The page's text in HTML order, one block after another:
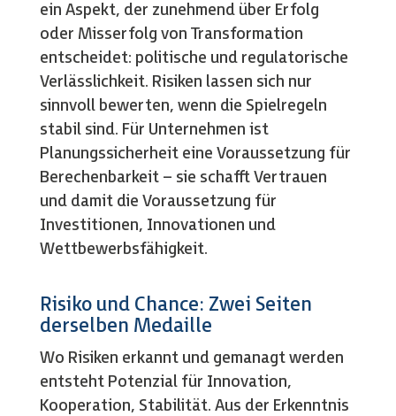
ein Aspekt, der zunehmend über Erfolg
oder Misserfolg von Transformation
entscheidet: politische und regulatorische
Verlässlichkeit. Risiken lassen sich nur
sinnvoll bewerten, wenn die Spielregeln
stabil sind. Für Unternehmen ist
Planungssicherheit eine Voraussetzung für
Berechenbarkeit – sie schafft Vertrauen
und damit die Voraussetzung für
Investitionen, Innovationen und
Wettbewerbsfähigkeit.
Risiko und Chance: Zwei Seiten
derselben Medaille
Wo Risiken erkannt und gemanagt werden
entsteht Potenzial für Innovation,
Kooperation, Stabilität. Aus der Erkenntnis